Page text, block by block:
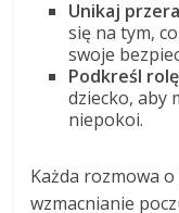
Unikaj
się na tym,
swoje
Podkreśl
dziecko, aby
niepokoi.
Każda rozmowa
wzmacnianie